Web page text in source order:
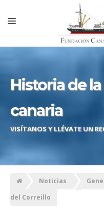
LA FUNDACIÓN
CRONOLOGÍA
HAZTE MIEMBRO
TOUR VIRTUAL
Historia de
canaria
VISÍTANOS Y LLÉVATE UN
Noticias
del Correillo